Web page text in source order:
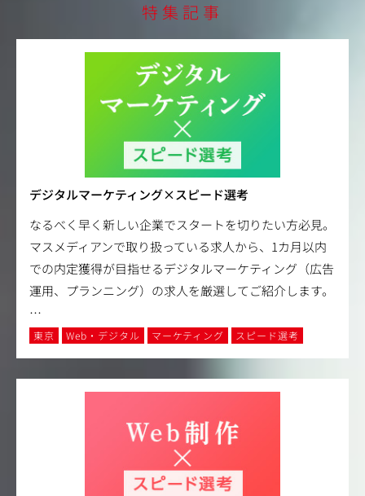
特集記事
デジタルマーケティング×スピード選考
なるべく早く新しい企業でスタートを切りたい方必見。
マスメディアンで取り扱っている求人から、1カ月以内
での内定獲得が目指せるデジタルマーケティング（広告
運用、プランニング）の求人を厳選してご紹介します。
…
東京 Web・デジタル マーケティング スピード選考